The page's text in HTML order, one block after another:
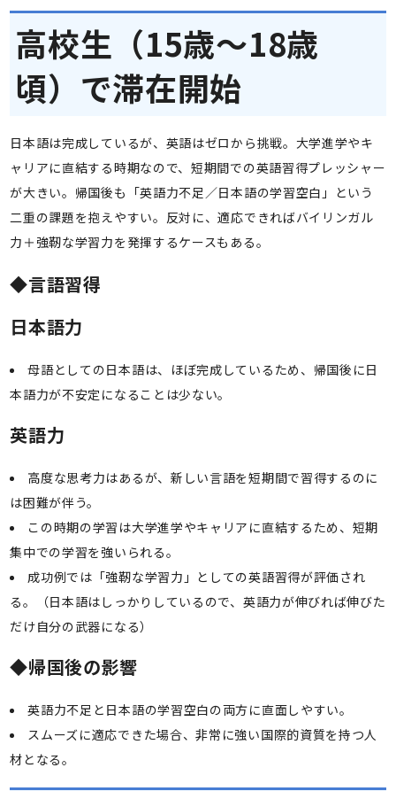
高校生（15歳～18歳
頃）で滞在開始
日本語は完成しているが、英語はゼロから挑戦。大学進学やキ
ャリアに直結する時期なので、短期間での英語習得プレッシャー
が大きい。帰国後も「英語力不足／日本語の学習空白」という
二重の課題を抱えやすい。反対に、適応できればバイリンガル
力＋強靭な学習力を発揮するケースもある。
◆言語習得
日本語力
母語としての日本語は、ほぼ完成しているため、帰国後に日
本語力が不安定になることは少ない。
英語力
高度な思考力はあるが、新しい言語を短期間で習得するのに
は困難が伴う。
この時期の学習は大学進学やキャリアに直結するため、短期
集中での学習を強いられる。
成功例では「強靭な学習力」としての英語習得が評価され
る。（日本語はしっかりしているので、英語力が伸びれば伸びた
だけ自分の武器になる）
◆帰国後の影響
英語力不足と日本語の学習空白の両方に直面しやすい。
スムーズに適応できた場合、非常に強い国際的資質を持つ人
材となる。